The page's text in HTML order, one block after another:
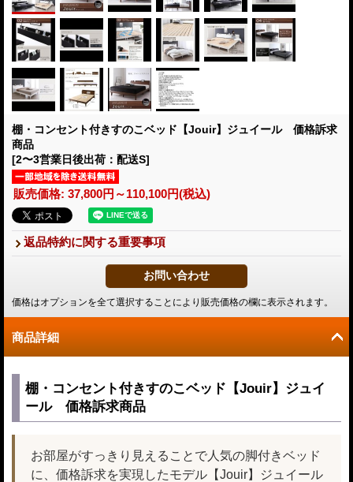
棚・コンセント付きすのこベッド【Jouir】ジュイール 価格訴求
商品
[2〜3営業日後出荷：配送S]
販売価格: 37,800円～110,100円(税込)
返品特約に関する重要事項
価格はオプションを全て選択することにより販売価格の欄に表示されます。
商品詳細
棚・コンセント付きすのこベッド【Jouir】ジュイ
ール 価格訴求商品
お部屋がすっきり見えることで人気の脚付きベッド
に、価格訴求を実現したモデル【Jouir】ジュイール